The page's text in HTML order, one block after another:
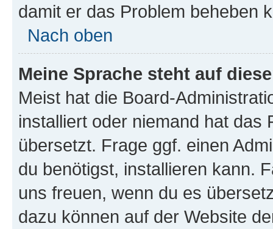
damit er das Problem beheben
Nach oben
Meine Sprache steht auf
Meist hat die Board-
installiert oder niemand hat das
übersetzt. Frage ggf. einen
du benötigst, installieren kann.
uns freuen, wenn du es
dazu können auf der Website